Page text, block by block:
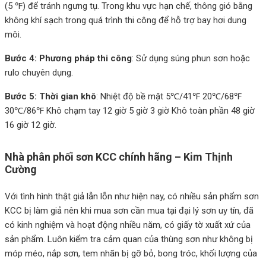
(5 ℉) để tránh ngưng tụ. Trong khu vực hạn chế, thông gió bằng
không khí sạch trong quá trình thi công để hỗ trợ bay hơi dung
môi.
Bước 4: Phương pháp thi công: Sử dụng súng phun sơn hoặc
rulo chuyên dụng.
Bước 5: Thời gian khô: Nhiệt độ bề mặt 5℃/41℉ 20℃/68℉
30℃/86℉ Khô chạm tay 12 giờ 5 giờ 3 giờ Khô toàn phần 48 giờ
16 giờ 12 giờ.
Nhà phân phối sơn KCC chính hãng – Kim Thịnh
Cường
Với tình hình thật giả lẫn lỗn như hiện nay, có nhiều sản phẩm sơn
KCC bị làm giả nên khi mua sơn cần mua tại đại lý sơn uy tín, đã
có kinh nghiệm và hoạt động nhiều năm, có giấy tờ xuất xứ của
sản phẩm. Luôn kiểm tra cảm quan của thùng sơn như không bị
móp méo, nắp sơn, tem nhãn bị gỡ bỏ, bong tróc, khối lượng của